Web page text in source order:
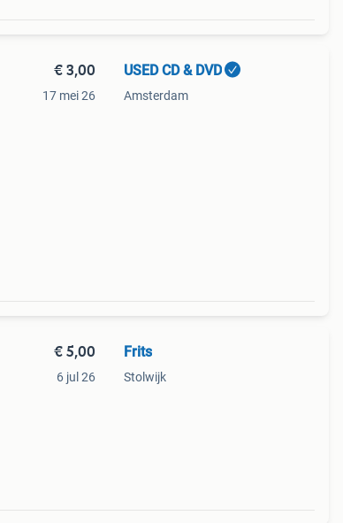
€ 3,00
17 mei 26
USED CD & DVD
Amsterdam
€ 5,00
6 jul 26
Frits
Stolwijk